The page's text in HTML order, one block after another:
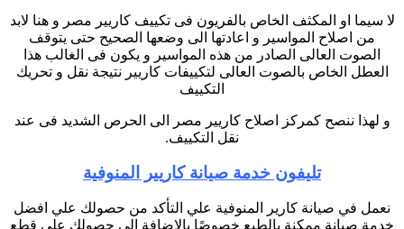
لا سيما او المكثف الخاص بالفريون فى تكييف كاريير مصر و هنا لابد
من اصلاح المواسير و اعادتها الى وضعها الصحيح حتى يتوقف
الصوت العالى الصادر من هذه المواسير و يكون فى الغالب هذا
العطل الخاص بالصوت العالى لتكييفات كاريير نتيجة نقل و تحريك
التكييف
و لهذا ننصح كمركز اصلاح كاريير مصر الى الحرص الشديد فى عند
نقل التكييف.
تليفون خدمة صيانة كاريير المنوفية
نعمل في صيانة كارير المنوفية علي التأكد من حصولك علي افضل
خدمة صيانة ممكنة بالطبع خصوصًا بالاضافة الي حصولك علي قطع